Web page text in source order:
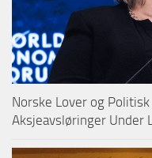
Norske Lover og
Aksjeavsløringer Under